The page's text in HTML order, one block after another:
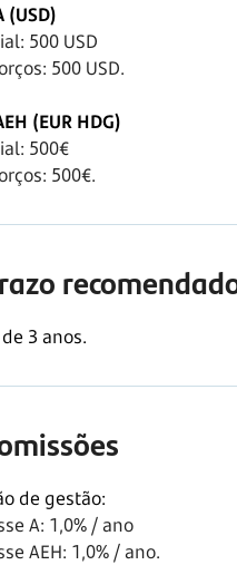
(USD)
500 USD
500 USD.
(EUR HDG)
500€
500€.
3 anos.
de gestão:
A: 1,0% / ano
AEH: 1,0% / ano.